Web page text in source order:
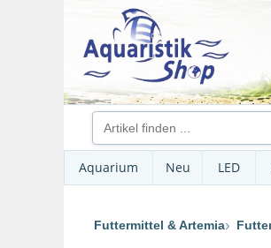
Aquarium Neu LED
Futtermittel & Artemia